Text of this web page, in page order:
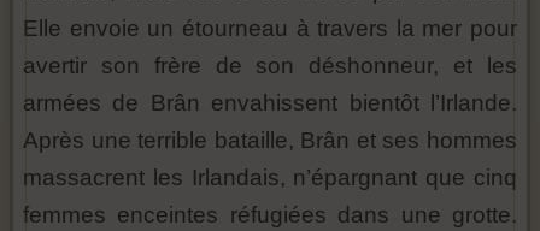
Elle envoie un étourneau à travers la mer pour
avertir son frère de son déshonneur, et les
armées de Brân envahissent bientôt l’Irlande.
Après une terrible bataille, Brân et ses hommes
massacrent les Irlandais, n’épargnant que cinq
femmes enceintes réfugiées dans une grotte.